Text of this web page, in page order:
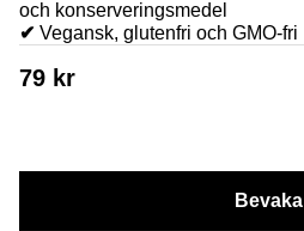
och konserveringsmedel
✔ Vegansk, glutenfri och GMO-fri
79 kr
Bevaka